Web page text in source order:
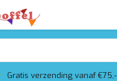
Gratis verzending vanaf €75,-